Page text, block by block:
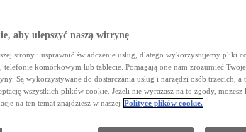
aby ulepszyć naszą witrynę
strony i usprawnić świadczenie usług, dlatego wykorzystujemy pliki
telefonie komórkowym lub tablecie. Pomagają one nam zrozumieć
Są wykorzystywane do dostarczania usług i narzędzi osób trzecich, a
wszystkich plików cookie. Jeżeli nie wyrażasz na to zgody, możesz
na ten temat znajdziesz w naszej Polityce plików cookie.